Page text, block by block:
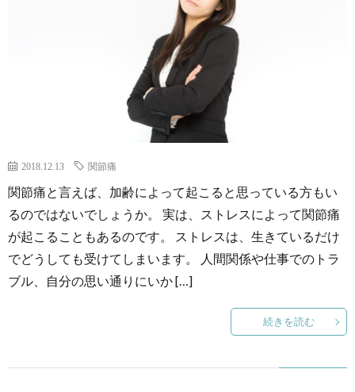
2018.12.13 関節痛
関節痛と言えば、加齢によって起こると思っている方もい
るのではないでしょうか。 実は、ストレスによって関節痛
が起こることもあるのです。 ストレスは、生きているだけ
でどうしても受けてしまいます。 人間関係や仕事でのトラ
ブル、自分の思い通りにいか […]
続きを読む